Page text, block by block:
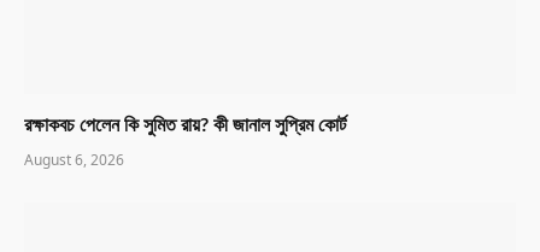
রক্ষাকবচ পেলেন কি সুমিত রায়? কী জানাল সুপ্রিম কোর্ট
August 6, 2026